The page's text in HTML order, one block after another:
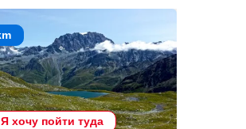
Я хочу пойти туда